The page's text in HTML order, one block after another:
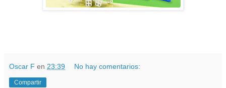
Oscar F en 23:39 No hay comentarios:
Compartir